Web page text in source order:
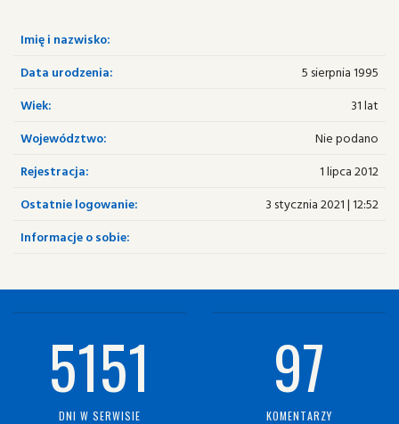
Imię i nazwisko:
Data urodzenia:
5 sierpnia 1995
Wiek:
31 lat
Województwo:
Nie podano
Rejestracja:
1 lipca 2012
Ostatnie logowanie:
3 stycznia 2021 | 12:52
Informacje o sobie:
5151
DNI W SERWISIE
97
KOMENTARZY